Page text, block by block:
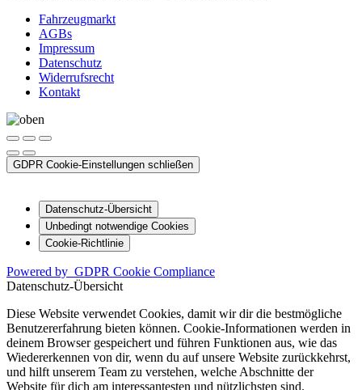
Fahrzeugmarkt
AGBs
Impressum
Datenschutz
Widerrufsrecht
Kontakt
GDPR Cookie-Einstellungen schließen
Datenschutz-Übersicht
Unbedingt notwendige Cookies
Cookie-Richtlinie
Powered by GDPR Cookie Compliance
Datenschutz-Übersicht
Diese Website verwendet Cookies, damit wir dir die bestmögliche
Benutzererfahrung bieten können. Cookie-Informationen werden in
deinem Browser gespeichert und führen Funktionen aus, wie das
Wiedererkennen von dir, wenn du auf unsere Website zurückkehrst,
und hilft unserem Team zu verstehen, welche Abschnitte der
Website für dich am interessantesten und nützlichsten sind.